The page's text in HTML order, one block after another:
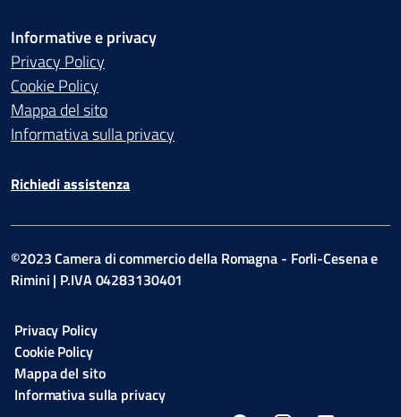
Informative e privacy
Privacy Policy
Cookie Policy
Mappa del sito
Informativa sulla privacy
Richiedi assistenza
©2023 Camera di commercio della Romagna - Forli-Cesena e
Rimini | P.IVA 04283130401
Privacy Policy
Cookie Policy
Mappa del sito
Informativa sulla privacy